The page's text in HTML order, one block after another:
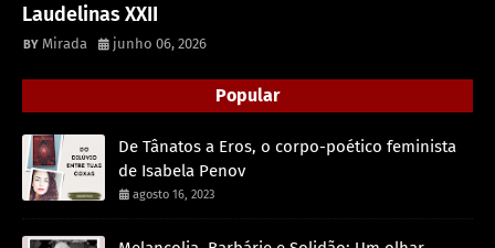
Laudelinas XXII
Mirada junho 06, 2026
Popular
De Tânatos a Eros, o corpo-poético feminista
de Isabela Penov
agosto 16, 2023